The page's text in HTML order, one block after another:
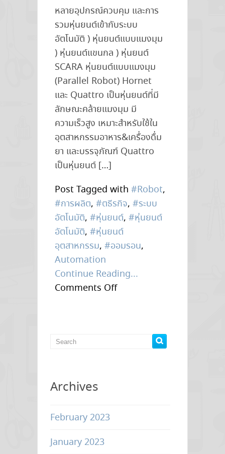
หลายอุปกรณ์ควบคุม และการ
รวมหุ่นยนต์เข้ากับระบบ
อัตโนมัติ ) หุ่นยนต์แบบแมงมุม
) หุ่นยนต์แขนกล ) หุ่นยนต์
SCARA หุ่นยนต์แบบแมงมุม
(Parallel Robot) Hornet
และ Quattro เป็นหุ่นยนต์ที่มี
ลักษณะคล้ายแมงมุม มี
ความเร็วสูง เหมาะสำหรับใช้ใน
อุตสาหกรรมอาหาร&เครื่องดื่ม
ยา และบรรจุภัณฑ์ Quattro
เป็นหุ่นยนต์ […]
Post Tagged with #Robot,
#การผลิต, #ตธีรกิจ, #ระบบ
อัตโนมัติ, #หุ่นยนต์, #หุ่นยนต์
อัตโนมัติ, #หุ่นยนต์
อุตสาหกรรม, #ออมรอน,
Automation
Continue Reading...
Comments Offon
Archives
February 2023
January 2023